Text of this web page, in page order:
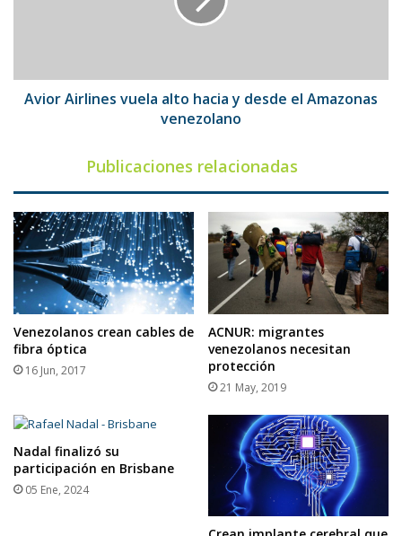
Amazonas
venezolano
Avior Airlines vuela alto hacia y desde el Amazonas
venezolano
Publicaciones relacionadas
Venezolanos crean cables de
fibra óptica
16 Jun, 2017
ACNUR: migrantes
venezolanos necesitan
protección
21 May, 2019
Nadal finalizó su
participación en Brisbane
05 Ene, 2024